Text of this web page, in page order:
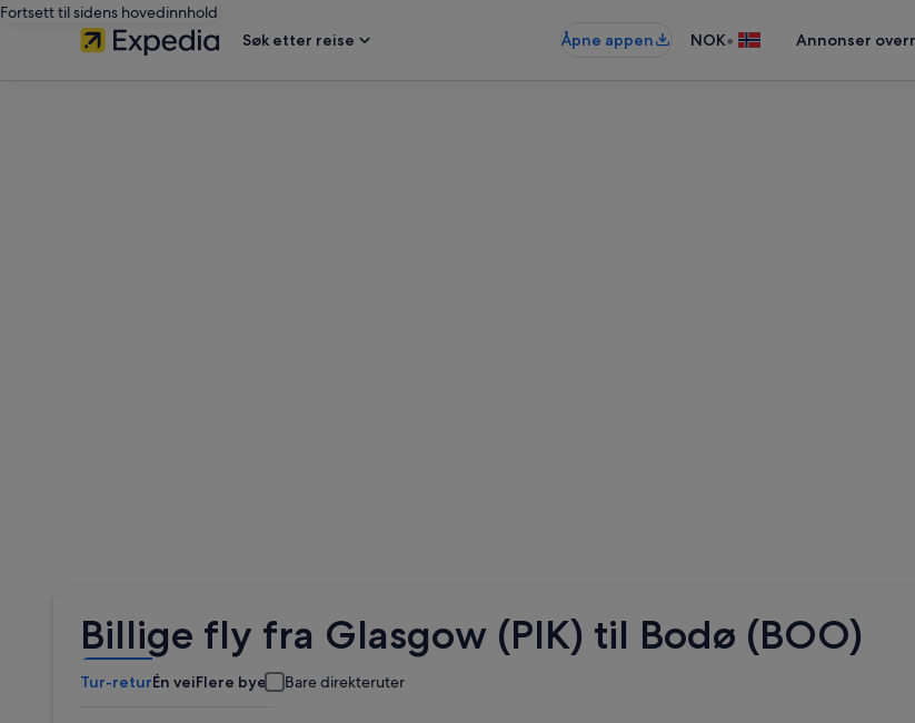
Fortsett til sidens hovedinnhold
Søk etter reise
Åpne appen NOK• Annonser
Billige fly fra Glasgow (PIK) til Bodø (BOO)
Tur-returÉn veiFlere byer Bare direkteruter